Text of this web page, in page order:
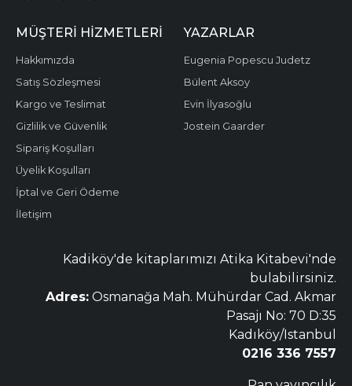
MÜŞTERI HIZMETLERI
Hakkımızda
Satış Sözleşmesi
Kargo ve Teslimat
Gizlilik ve Güvenlik
Sipariş Koşulları
Üyelik Koşulları
İptal ve Geri Ödeme
İletişim
YAZARLAR
Eugenia Popescu Judetz
Bülent Aksoy
Evin İlyasoğlu
Jostein Gaarder
Kadiköy'de kitaplarımızı Atika Kitabevi'nde
bulabilirsiniz.
Adres: Osmanağa Mah. Mühürdar Cad. Akmar
Pasajı No: 70 D:35
Kadıköy/Istanbul
0216 336 7557